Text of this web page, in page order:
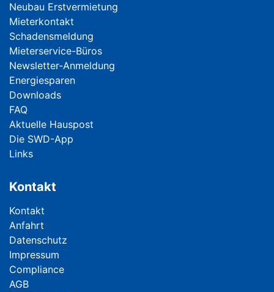
Neubau Erstvermietung
Mieterkontakt
Schadensmeldung
Mieterservice-Büros
Newsletter-Anmeldung
Energiesparen
Downloads
FAQ
Aktuelle Hauspost
Die SWD-App
Links
Kontakt
Navigation überspringen
Kontakt
Anfahrt
Datenschutz
Impressum
Compliance
AGB